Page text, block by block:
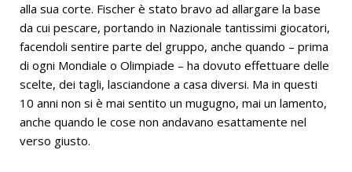
alla sua corte. Fischer è stato bravo ad allargare la base
da cui pescare, portando in Nazionale tantissimi giocatori,
facendoli sentire parte del gruppo, anche quando – prima
di ogni Mondiale o Olimpiade – ha dovuto effettuare delle
scelte, dei tagli, lasciandone a casa diversi. Ma in questi
10 anni non si è mai sentito un mugugno, mai un lamento,
anche quando le cose non andavano esattamente nel
verso giusto.